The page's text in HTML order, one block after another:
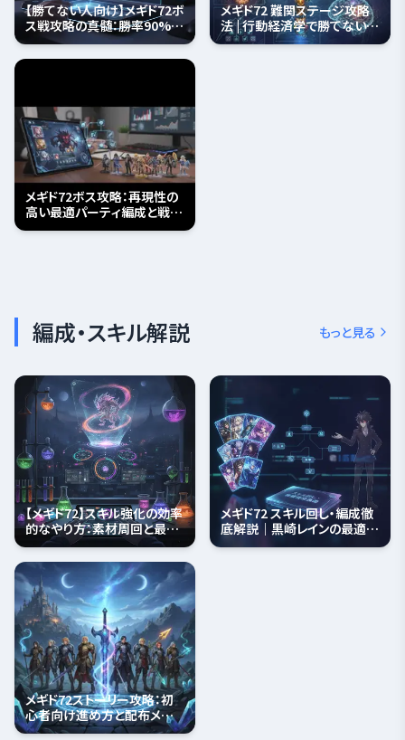
【勝てない人向け】メギド72ボ
ス戦攻略の真髄：勝率90%超
のオーブと編成術
メギド72 難関ステージ攻略
法 | 行動経済学で勝てない壁
を突破
メギド72ボス攻略：再現性の
高い最適パーティ編成と戦略
ガイド
編成・スキル解説 もっと見る
【メギド72】スキル強化の効率
的なやり方：素材周回と最適
化理論
メギド72 スキル回し・編成徹
底解説｜黒崎レインの最適化
ガイド
メギド72ストーリー攻略：初
心者向け進め方と配布メギド
活用術